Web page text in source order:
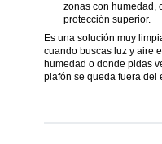
zonas con humedad,
protección superior.
Es una solución muy
cuando buscas luz y aire
humedad o donde pidas
plafón se queda fuera del